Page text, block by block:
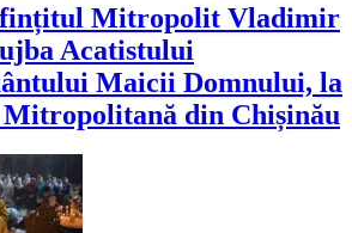
Mitropolit Vladimir
Acatistului
Maicii Domnului, la
din Chișinău